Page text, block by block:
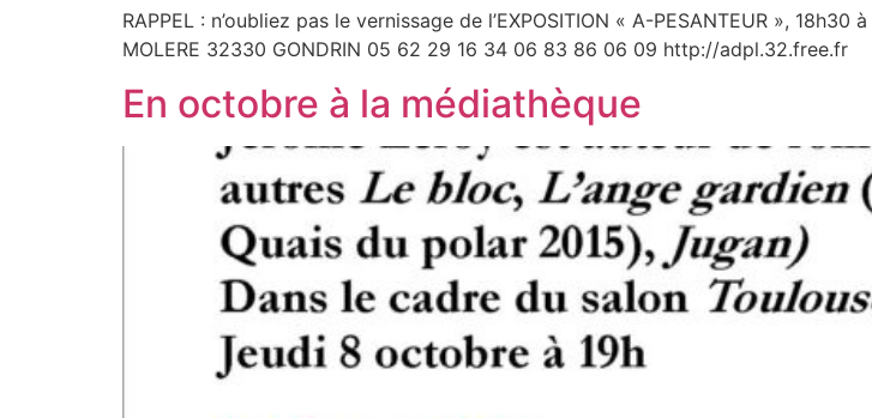
RAPPEL : n’oubliez pas le vernissage de l’EXPOSITION « A-PESANTEUR »,
MOLERE 32330 GONDRIN 05 62 29 16 34 06 83 86 06 09 http://adpl.32.free.fr
En octobre à la médiathèque